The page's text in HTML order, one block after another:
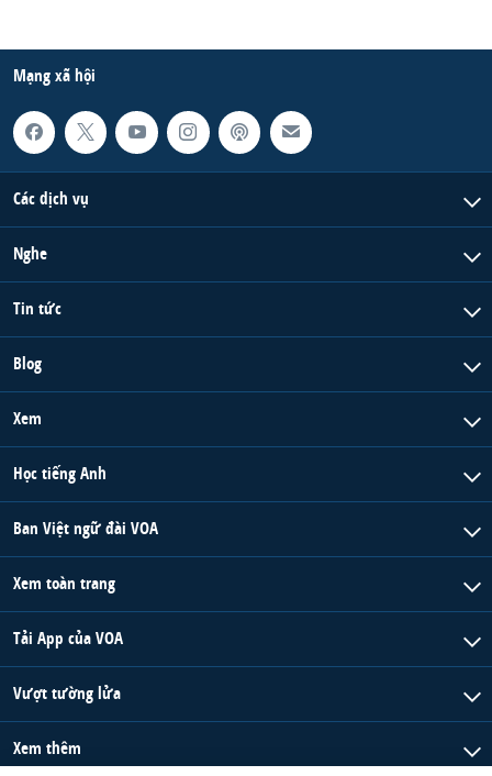
Mạng xã hội
Các dịch vụ
Nghe
Tin tức
Blog
Xem
Học tiếng Anh
Ban Việt ngữ đài VOA
Xem toàn trang
Tải App của VOA
Vượt tường lửa
Xem thêm